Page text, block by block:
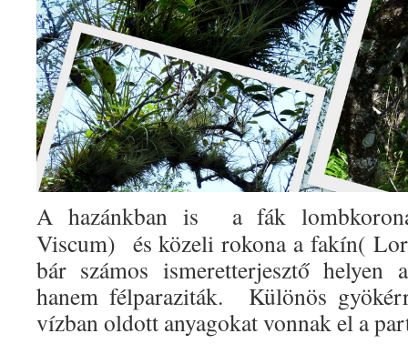
A hazánkban is
a fák
Viscum) és közeli rokona a fakín(
bár számos ismeretterjesztő
hanem félparaziták.
Különös
vízban oldott anyagokat vonnak el a